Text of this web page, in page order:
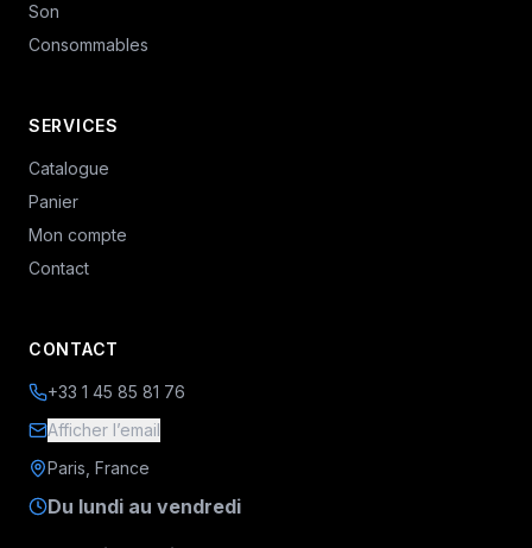
Son
Consommables
SERVICES
Catalogue
Panier
Mon compte
Contact
CONTACT
+33 1 45 85 81 76
Afficher l’email
Paris, France
Du lundi au vendredi